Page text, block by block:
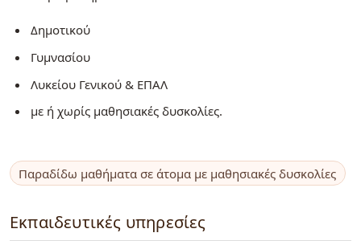
Δημοτικού
Γυμνασίου
Λυκείου Γενικού & ΕΠΑΛ
με ή χωρίς μαθησιακές δυσκολίες.
Παραδίδω μαθήματα σε άτομα με μαθησιακές δυσκολίες
Εκπαιδευτικές υπηρεσίες